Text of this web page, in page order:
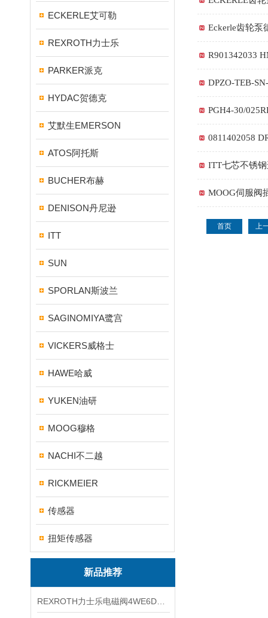
ECKERLE艾可勒
REXROTH力士乐
PARKER派克
HYDAC贺德克
艾默生EMERSON
ATOS阿托斯
BUCHER布赫
DENISON丹尼逊
ITT
SUN
SPORLAN斯波兰
SAGINOMIYA鹭宫
VICKERS威格士
HAWE哈威
YUKEN油研
MOOG穆格
NACHI不二越
RICKMEIER
传感器
扭矩传感器
新品推荐
Eckerle齿轮泵
R901342033
DPZO-TEB-
PGH4-30/
0811402058
ITT七芯不锈
MOOG伺服阀
首页 上